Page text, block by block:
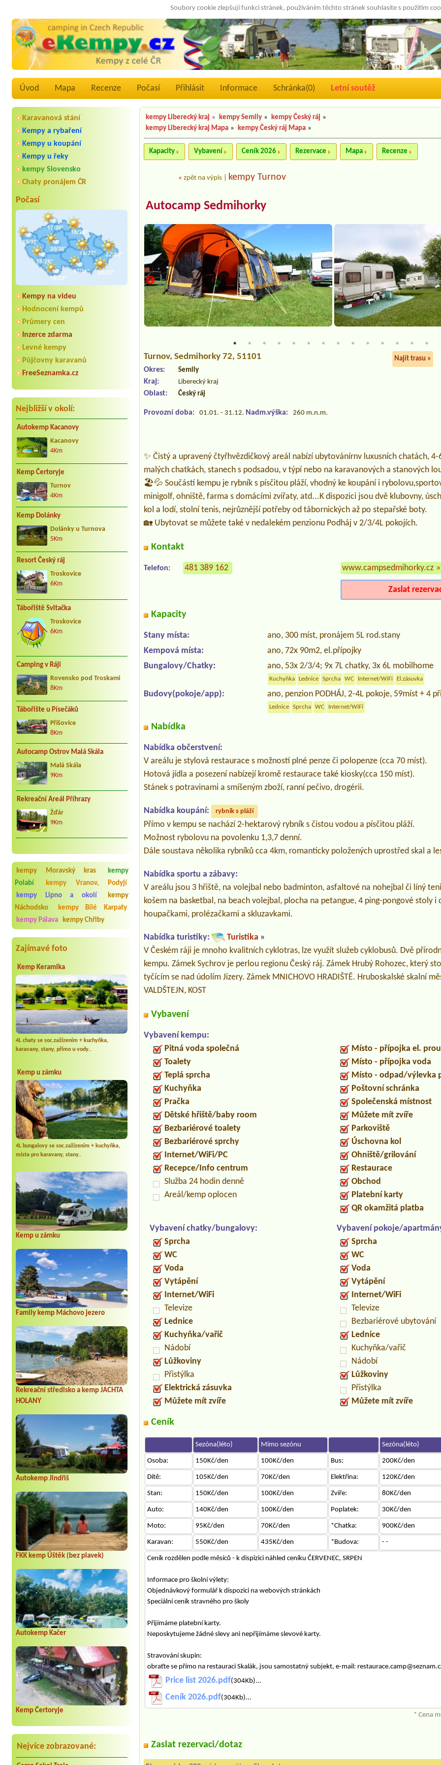
Soubory cookie zlepšují funkci stránek, používáním těchto stránek souhlasíte s použitím
Úvod Mapa Recenze Počasí Přihlásit Informace Schránka(0) Letní soutěž
Karavanová stání
Kempy a rybaření
Kempy u koupání
Kempy u řeky
kempy Slovensko
Chaty pronájem ČR
Počasí
Kempy na videu
Hodnocení kempů
Průmery cen
Inzerce zdarma
Levné kempy
Půjčovny karavanů
FreeSeznamka.cz
Nejbližší v okolí:
Autokemp Kacanovy
Kacanovy
4Km
Kemp Čertoryje
Turnov
4Km
Kemp Dolánky
Dolánky u Turnova
5Km
Resort Český ráj
Troskovice
6Km
Tábořiště Svitačka
Troskovice
6Km
Camping v Ráji
Rovensko pod Troskami
8Km
Tábořište u Písečáků
Přišovice
8Km
Autocamp Ostrov Malá Skála
Malá Skála
9Km
Rekreační Areál Příhrazy
Žďár
9Km
kempy Moravský kras
kempy
Polabí
kempy Vranov, Podyjí
kempy Lipno a okolí
kempy
Náchodsko
kempy Bílé Karpaty
kempy Pálava
kempy Chřiby
Zajímavé foto
Kemp Keramika
4L chaty se soc.zažízením + kuchyňka,
karavany, stany, přímo u vody..
Kemp u zámku
4L bungalovy se soc.zažízením + kuchyňka,
místa pro karavany, stany..
Kemp u zámku
Family kemp Máchovo jezero
Rekreační středisko a kemp JACHTA
HOLANY
Autokemp Jindřiš
FKK kemp Úštěk (bez plavek)
Autokemp Kačer
Kemp Čertoryje
Nejvíce zobrazované:
kempy Liberecký kraj » kempy Semily » kempy Český ráj »
kempy Liberecký kraj Mapa » kempy Český ráj Mapa »
Kapacity Vybavení Ceník 2026 Rezervace Mapa Recenze
«zpět na výpis kempy Turnov
Autocamp Sedmihorky
Turnov, Sedmihorky 72, 51101 Najít trasu »
Okres: Semily
Kraj: Liberecký kraj
Oblast: Český ráj
Provozní doba: 01.01. - 31.12. Nadm.výška: 260 m.n.m.
✨ Čistý a upravený čtyřhvězdičkový areál nabízí ubytovánírnv luxusních chatách,
malých chatkách, stanech s podsadou, v týpí nebo na karavanových a stanových
🏖️💦 Součástí kempu je rybník s písčitou pláží, vhodný ke koupání i
minigolf, ohniště, farma s domácími zvířaty, atd...K dispozici jsou dvě klubovny,
kol a lodí, stolní tenis, nejrůznější potřeby od tábornických až po stepařské boty.
🏡 Ubytovat se můžete také v nedalekém penzionu Podháj v 2/3/4L pokojích.
Kontakt
Telefon: 481 389 162 www.campsedmihorky.cz »
Zaslat
Kapacity
Stany místa:
ano, 300 míst, pronájem 5L rod.stany
Kempová místa:
ano, 72x 90m2, el.přípojky
Bungalovy/Chatky:
ano, 53x 2/3/4; 9x 7L chatky, 3x 6L mobilhome
Kuchyňka Lednice Sprcha WC Internet/WiFi El.zásuvka
Budovy(pokoje/app): ano, penzion PODHÁJ, 2-4L pokoje, 59míst + 4
Lednice Sprcha WC Internet/WiFi
Nabídka
Nabídka občerstvení:
V areálu je stylová restaurace s možností plné penze či polopenze (cca 70 míst).
Hotová jídla a posezení nabízejí kromě restaurace také kiosky(cca 150 míst).
Stánek s potravinami a smíšeným zboží, ranní pečivo, drogérii.
Nabídka koupání: rybník s pláží
Přímo v kempu se nachází 2-hektarový rybník s čistou vodou a písčitou pláží.
Možnost rybolovu na povolenku 1,3,7 denní.
Dále soustava několika rybníků cca 4km, romanticky položených uprostřed skal a
Nabídka sportu a zábavy:
V areálu jsou 3 hřiště, na volejbal nebo badminton, asfaltové na nohejbal či líný
košem na basketbal, na beach volejbal, plocha na petangue, 4 ping-pongové stoly i
houpačkami, prolézačkami a skluzavkami.
Nabídka turistiky: Turistika »
V Českém ráji je mnoho kvalitních cyklotras, lze využít služeb cyklobusů. Dvě
kempu. Zámek Sychrov je perlou regionu Český ráj. Zámek Hrubý Rohozec, který
tyčícím se nad údolím Jizery. Zámek MNICHOVO HRADIŠTĚ. Hruboskalské skalní
VALDŠTEJN, KOST
Vybavení
Vybavení kempu:
Pitná voda společná
Toalety
Teplá sprcha
Kuchyňka
Pračka
Dětské hřiště/baby room
Bezbariérové toalety
Bezbariérové sprchy
Internet/WiFi/PC
Recepce/Info centrum
Služba 24 hodin denně
Areál/kemp oplocen
Místo - přípojka el.
Místo - přípojka voda
Místo - odpad/výlevka
Poštovní schránka
Společenská místnost
Můžete mít zvíře
Parkoviště
Úschovna kol
Ohniště/grilování
Restaurace
Obchod
Platební karty
QR okamžitá platba
Vybavení chatky/bungalovy:
Sprcha
WC
Voda
Vytápění
Internet/WiFi
Televize
Lednice
Kuchyňka/vařič
Nádobí
Lůžkoviny
Přistýlka
Elektrická zásuvka
Můžete mít zvíře
Vybavení pokoje/
Sprcha
WC
Voda
Vytápění
Internet/WiFi
Televize
Bezbariérové ubytování
Lednice
Kuchyňka/vařič
Nádobí
Lůžkoviny
Přistýlka
Můžete mít zvíře
Ceník
Sezóna(léto) Mimo sezónu Sezóna(léto)
Osoba: 150Kč/den 100Kč/den Bus: 200Kč/den
Dítě: 105Kč/den 70Kč/den Elektřina: 120Kč/den
Stan: 150Kč/den 100Kč/den Zvíře: 80Kč/den
Auto: 140Kč/den 100Kč/den Poplatek: 30Kč/den
Moto: 95Kč/den 70Kč/den *Chatka: 900Kč/den
Karavan: 550Kč/den 435Kč/den *Budova: - -
Ceník rozdělen podle měsíců - k dispizici náhled ceníku ČERVENEC, SRPEN
Informace pro školní výlety:
Objednávkový formulář k dispozici na webových stránkách
Speciální ceník stravného pro školy
Přijímáme platební karty.
Neposkytujeme žádné slevy ani nepřijímáme slevové karty.
Stravování skupin:
obraťte se přímo na restauraci Skalák, jsou samostatný subjekt, e-mail:
Price list 2026.pdf(304Kb)...
Ceník 2026.pdf(304Kb)...
* Cena
Zaslat rezervaci/dotaz